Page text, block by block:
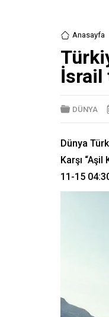
Anasayfa
İsrail
DÜNYA
Dünya
Karşı
11-15